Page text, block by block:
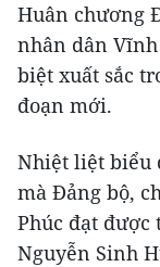
Huân chương
nhân dân
biệt xuất sắc
đoạn mới.
Nhiệt liệt biểu
mà Đảng bộ,
Phúc đạt được
Nguyễn Sinh